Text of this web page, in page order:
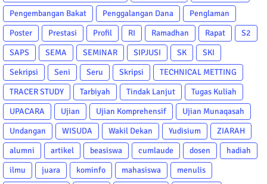
Pengembangan Bakat
Penggalangan Dana
Penglaman
Poster
Prestasi Profil RI Ramadhan Rapat
S2
SAPS
SEMA SEMINAR SIPJUSI SK
SKI
Sekripsi
Seni Seru Skripsi
TECHNICAL METTING
TRACER STUDY
Tarbiyah Tindak Lanjut
Tugas Kuliah
UPACARA
Ujian Ujian Komprehensif
Ujian Munaqasah
Undangan
WISUDA Wakil Dekan Yudisium
ZIARAH
alumni
artikel beasiswa cumlaude dosen
hadiah
ilmu
juara kominfo mahasiswa
menulis